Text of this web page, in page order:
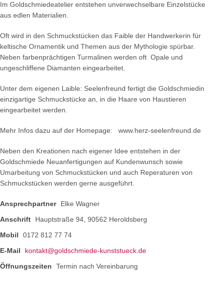
Im Goldschmiedeatelier entstehen unverwechselbare Einzelstücke
aus edlen Materialien.
Oft wird in den Schmuckstücken das Faible der Handwerkerin für
keltische Ornamentik und Themen aus der Mythologie spürbar.
Neben farbenprächtigen Turmalinen werden oft Opale und
ungeschliffene Diamanten eingearbeitet.
Unter dem eigenen Laible: Seelenfreund fertigt die Goldschmiedin
einzigartige Schmuckstücke an, in die Haare von Haustieren
eingearbeitet werden.
Mehr Infos dazu auf der Homepage: www.herz-seelenfreund.de
Neben den Kreationen nach eigener Idee entstehen in der
Goldschmiede Neuanfertigungen auf Kundenwunsch sowie
Umarbeitung von Schmuckstücken und auch Reperaturen von
Schmuckstücken werden gerne ausgeführt.
Ansprechpartner
Elke Wagner
Anschrift
Hauptstraße 94, 90562 Heroldsberg
Mobil
0172 812 77 74
E-Mail
kontakt@goldschmiede-kunststueck.de
Öffnungszeiten
Termin nach Vereinbarung